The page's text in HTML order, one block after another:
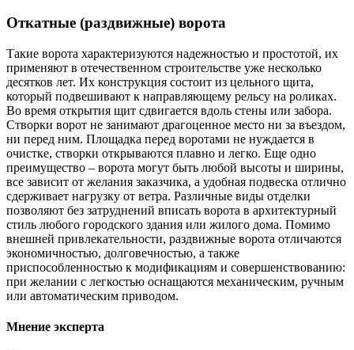
Откатные (раздвижные) ворота
Такие ворота характеризуются надежностью и простотой, их
применяют в отечественном строительстве уже несколько
десятков лет. Их конструкция состоит из цельного щита,
который подвешивают к направляющему рельсу на роликах.
Во время открытия щит сдвигается вдоль стены или забора.
Створки ворот не занимают драгоценное место ни за въездом,
ни перед ним. Площадка перед воротами не нуждается в
очистке, створки открываются плавно и легко. Еще одно
преимущество – ворота могут быть любой высоты и ширины,
все зависит от желания заказчика, а удобная подвеска отлично
сдерживает нагрузку от ветра. Различные виды отделки
позволяют без затруднений вписать ворота в архитектурный
стиль любого городского здания или жилого дома. Помимо
внешней привлекательности, раздвижные ворота отличаются
экономичностью, долговечностью, а также
приспособленностью к модификациям и совершенствованию:
при желании с легкостью оснащаются механическим, ручным
или автоматическим приводом.
Мнение эксперта